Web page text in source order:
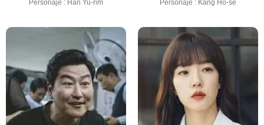
Personaje : Han Yu-rim Personaje : Kang Ho-se